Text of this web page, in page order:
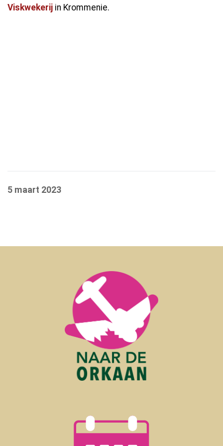
Viskwekerij in Krommenie.
5 maart 2023